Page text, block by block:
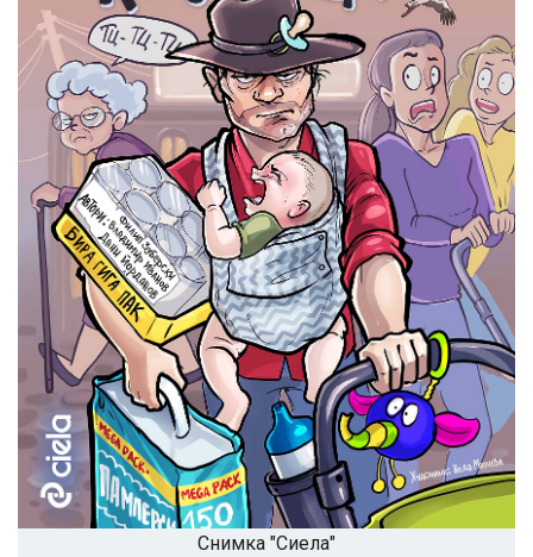
Снимка "Сиела"